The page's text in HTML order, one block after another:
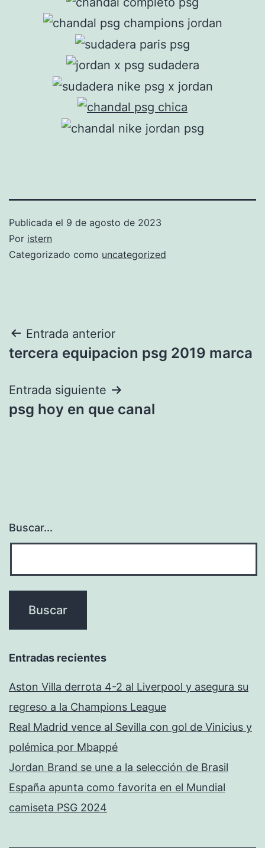
Publicada el 9 de agosto de 2023
Por istern
Categorizado como uncategorized
Navegación
de
entradas
Entrada anterior
tercera equipacion psg 2019 marca
Entrada siguiente
psg hoy en que canal
Buscar...
Entradas recientes
Aston Villa derrota 4-2 al Liverpool y asegura su
regreso a la Champions League
Real Madrid vence al Sevilla con gol de Vinicius y
polémica por Mbappé
Jordan Brand se une a la selección de Brasil
España apunta como favorita en el Mundial
camiseta PSG 2024